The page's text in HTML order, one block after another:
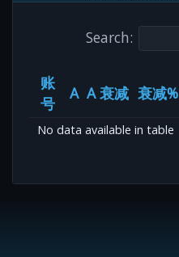
Search:
账
号
A A 衰减 衰减%
No data available in table